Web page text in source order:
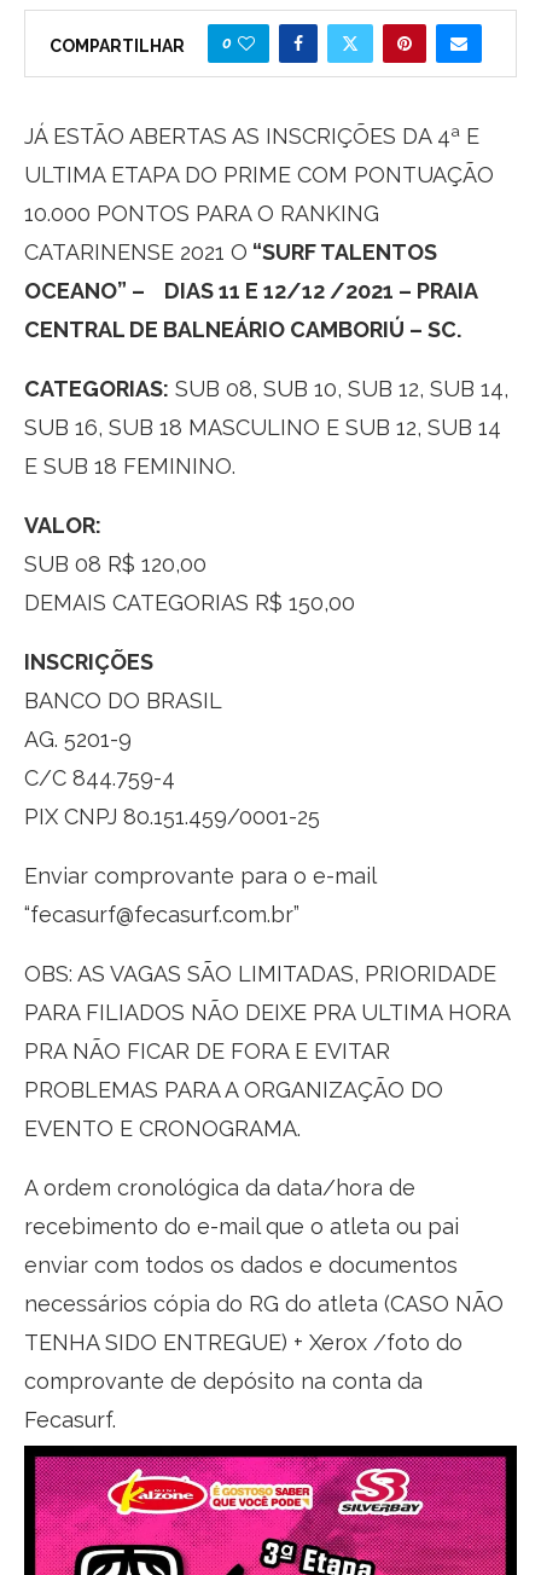
COMPARTILHAR 0
JÁ ESTÃO ABERTAS AS INSCRIÇÕES DA 4ª E
ULTIMA ETAPA DO PRIME COM PONTUAÇÃO
10.000 PONTOS PARA O RANKING
CATARINENSE 2021 O “SURF TALENTOS
OCEANO” – DIAS 11 E 12/12 /2021 – PRAIA
CENTRAL DE BALNEÁRIO CAMBORIÚ – SC.
CATEGORIAS: SUB 08, SUB 10, SUB 12, SUB 14,
SUB 16, SUB 18 MASCULINO E SUB 12, SUB 14
E SUB 18 FEMININO.
VALOR:
SUB 08 R$ 120,00
DEMAIS CATEGORIAS R$ 150,00
INSCRIÇÕES
BANCO DO BRASIL
AG. 5201-9
C/C 844.759-4
PIX CNPJ 80.151.459/0001-25
Enviar comprovante para o e-mail
“fecasurf@fecasurf.com.br”
OBS: AS VAGAS SÃO LIMITADAS, PRIORIDADE
PARA FILIADOS NÃO DEIXE PRA ULTIMA HORA
PRA NÃO FICAR DE FORA E EVITAR
PROBLEMAS PARA A ORGANIZAÇÃO DO
EVENTO E CRONOGRAMA.
A ordem cronológica da data/hora de
recebimento do e-mail que o atleta ou pai
enviar com todos os dados e documentos
necessários cópia do RG do atleta (CASO NÃO
TENHA SIDO ENTREGUE) + Xerox /foto do
comprovante de depósito na conta da
Fecasurf.